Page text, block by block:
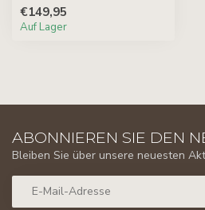
€149,95
Auf Lager
ABONNIEREN SIE DEN
Bleiben Sie über unsere neuesten